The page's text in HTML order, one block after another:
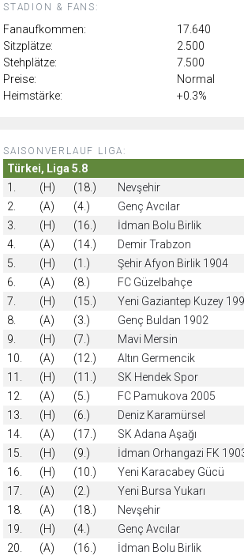
STADION & FANS:
Fanaufkommen:
17.640
Sitzplätze:
2.500
Stehplätze:
7.500
Preise:
Normal
Heimstärke:
+0.3%
SAISONVERLAUF LIGA:
Türkei, Liga 5.8
1.
(H) (18.) Nevşehir
2.
(A) (4.) Genç Avcılar
3.
(H) (16.) İdman Bolu Birlik
4.
(A) (14.) Demir Trabzon
5.
(H) (1.) Şehir Afyon Birlik 1904
6.
(A) (8.) FC Güzelbahçe
7.
(H) (15.) Yeni Gaziantep Kuzey
8.
(A) (3.) Genç Buldan 1902
9.
(H) (7.) Mavi Mersin
10.
(A) (12.) Altın Germencik
11.
(H) (11.) SK Hendek Spor
12.
(A) (5.) FC Pamukova 2005
13.
(H) (6.) Deniz Karamürsel
14.
(A) (17.) SK Adana Aşağı
15.
(H) (9.) İdman Orhangazi FK
16.
(H) (10.) Yeni Karacabey Gücü
17.
(A) (2.) Yeni Bursa Yukarı
18.
(A) (18.) Nevşehir
19.
(H) (4.) Genç Avcılar
20.
(A) (16.) İdman Bolu Birlik